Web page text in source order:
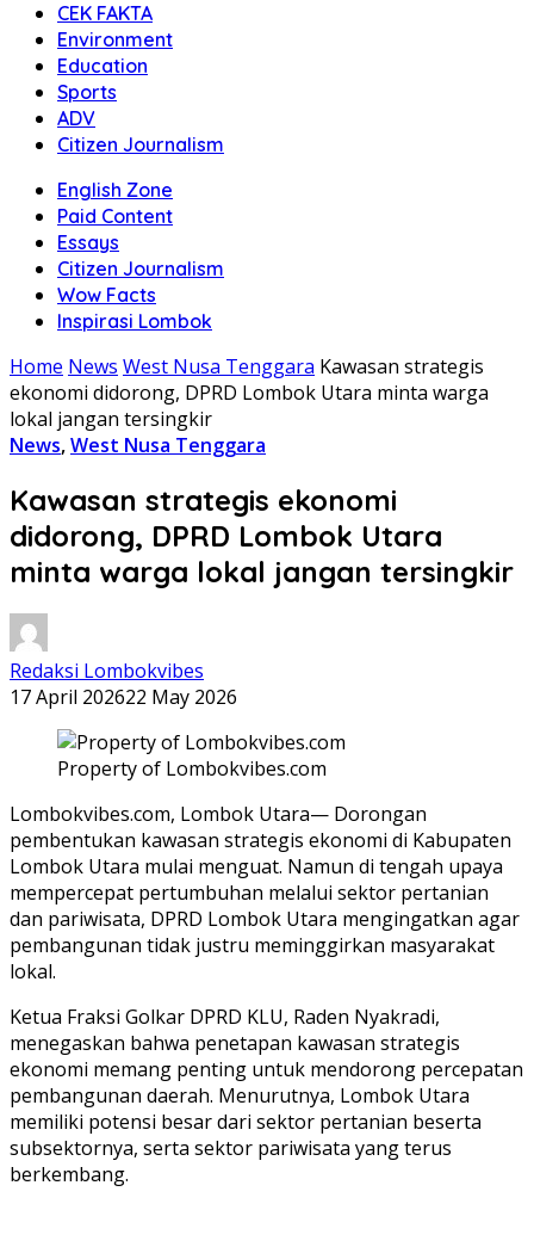
CEK FAKTA
Environment
Education
Sports
ADV
Citizen Journalism
English Zone
Paid Content
Essays
Citizen Journalism
Wow Facts
Inspirasi Lombok
Home News West Nusa Tenggara Kawasan strategis
ekonomi didorong, DPRD Lombok Utara minta warga
lokal jangan tersingkir
News,West Nusa Tenggara
Kawasan strategis ekonomi
didorong, DPRD Lombok Utara
minta warga lokal jangan tersingkir
Redaksi Lombokvibes
17 April 202622 May 2026
Property of Lombokvibes.com
Lombokvibes.com, Lombok Utara— Dorongan
pembentukan kawasan strategis ekonomi di Kabupaten
Lombok Utara mulai menguat. Namun di tengah upaya
mempercepat pertumbuhan melalui sektor pertanian
dan pariwisata, DPRD Lombok Utara mengingatkan agar
pembangunan tidak justru meminggirkan masyarakat
lokal.
Ketua Fraksi Golkar DPRD KLU, Raden Nyakradi,
menegaskan bahwa penetapan kawasan strategis
ekonomi memang penting untuk mendorong percepatan
pembangunan daerah. Menurutnya, Lombok Utara
memiliki potensi besar dari sektor pertanian beserta
subsektornya, serta sektor pariwisata yang terus
berkembang.